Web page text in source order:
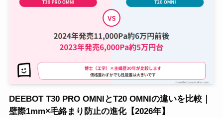
DEEBOT T30 PRO OMNIとT20 OMNIの違いを比較｜
壁際1mm×毛絡まり防止の進化【2026年】